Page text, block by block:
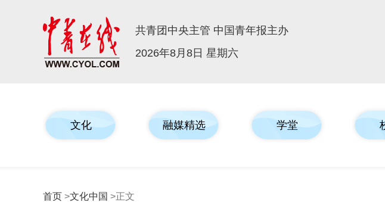
共青团中央主管 中国青年报主办
2026年8月8日 星期六
文化 融媒精选 学堂
首页 >文化中国 >正文